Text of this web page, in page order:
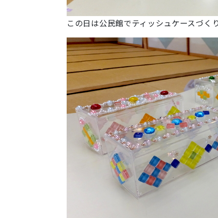
この日は公民館でティッシュケースづく